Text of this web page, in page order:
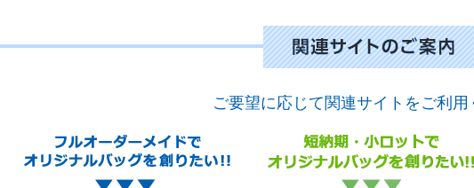
ご要望に応じて関連サイトをご利用